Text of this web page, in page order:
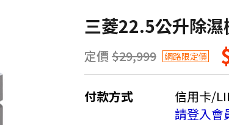
三菱22.5公升除
定價 $29,999 網路限定價
付款方式
信用卡/
請登入會